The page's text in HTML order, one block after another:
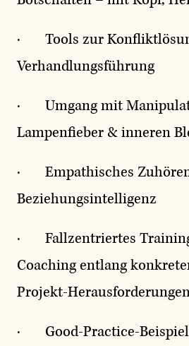
· Tools zur
Verhandlungsführung
· Umgang mit
Lampenfieber & inneren
· Empathisches
Beziehungsintelligenz
· Fallzentriertes
Coaching entlang
Projekt-
· Good-Practice-